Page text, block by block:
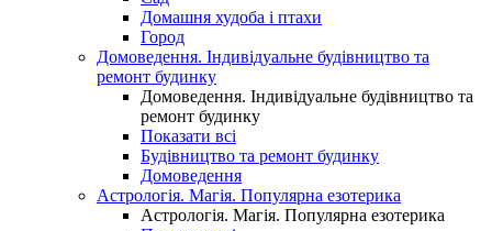
Домашня худоба і птахи
Город
Домоведення. Індивідуальне будівництво та
ремонт будинку
Домоведення. Індивідуальне будівництво та
ремонт будинку
Показати всі
Будівництво та ремонт будинку
Домоведення
Астрологія. Магія. Популярна езотерика
Астрологія. Магія. Популярна езотерика